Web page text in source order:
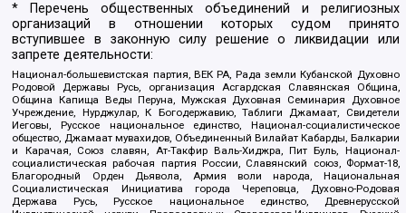
* Перечень общественных объединений и религиозных
организаций в отношении которых судом принято
вступившее в законную силу решение о ликвидации или
запрете деятельности:
Национал-большевистская партия, ВЕК РА, Рада земли Кубанской Духовно
Родовой Державы Русь, организация Асгардская Славянская Община,
Община Капища Веды Перуна, Мужская Духовная Семинария Духовное
Учреждение, Нурджулар, К Богодержавию, Таблиги Джамаат, Свидетели
Иеговы, Русское национальное единство, Национал-социалистическое
общество, Джамаат мувахидов, Объединенный Вилайат Кабарды, Балкарии
и Карачая, Союз славян, Ат-Такфир Валь-Хиджра, Пит Буль, Национал-
социалистическая рабочая партия России, Славянский союз, Формат-18,
Благородный Орден Дьявола, Армия воли народа, Национальная
Социалистическая Инициатива города Череповца, Духовно-Родовая
Держава Русь, Русское национальное единство, Древнерусской